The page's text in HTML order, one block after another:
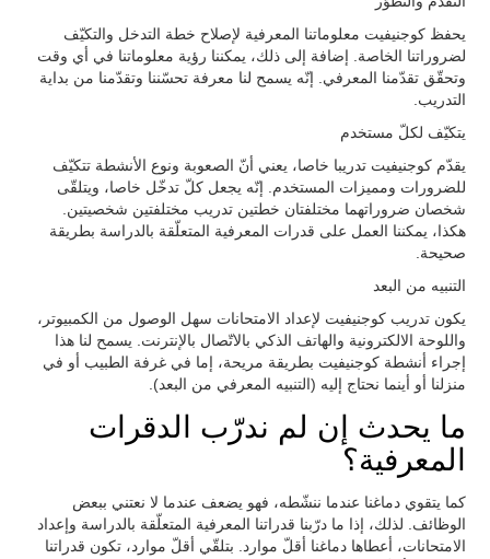
يحفظ كوجنيفيت معلوماتنا المعرفية لإصلاح خطة التدخل والتكيّف
لضروراتنا الخاصة. إضافة إلى ذلك، يمكننا رؤية معلوماتنا في أي وقت
وتحقّق تقدّمنا المعرفي. إنّه يسمح لنا معرفة تحسّننا وتقدّمنا من بداية
التدريب.
يتكيّف لكلّ مستخدم
يقدّم كوجنيفيت تدريبا خاصا، يعني أنّ الصعوبة ونوع الأنشطة تتكيّف
للضرورات ومميزات المستخدم. إنّه يجعل كلّ تدخّل خاصا، ويتلقّى
شخصان ضروراتهما مختلفتان خطتين تدريب مختلفتين شخصيتين.
هكذا، يمكننا العمل على قدرات المعرفية المتعلّقة بالدراسة بطريقة
صحيحة.
التنبيه من البعد
يكون تدريب كوجنيفيت لإعداد الامتحانات سهل الوصول من الكمبيوتر،
واللوحة الالكترونية والهاتف الذكي بالاتّصال بالإنترنت. يسمح لنا هذا
إجراء أنشطة كوجنيفيت بطريقة مريحة، إما في غرفة الطبيب أو في
منزلنا أو أينما نحتاج إليه (التنبيه المعرفي من البعد).
ما يحدث إن لم ندرّب الدقرات
المعرفية؟
كما يتقوي دماغنا عندما ننشّطه، فهو يضعف عندما لا نعتني ببعض
الوظائف. لذلك، إذا ما درّبنا قدراتنا المعرفية المتعلّقة بالدراسة وإعداد
الامتحانات، أعطاها دماغنا أقلّ موارد. بتلقّي أقلّ موارد، تكون قدراتنا